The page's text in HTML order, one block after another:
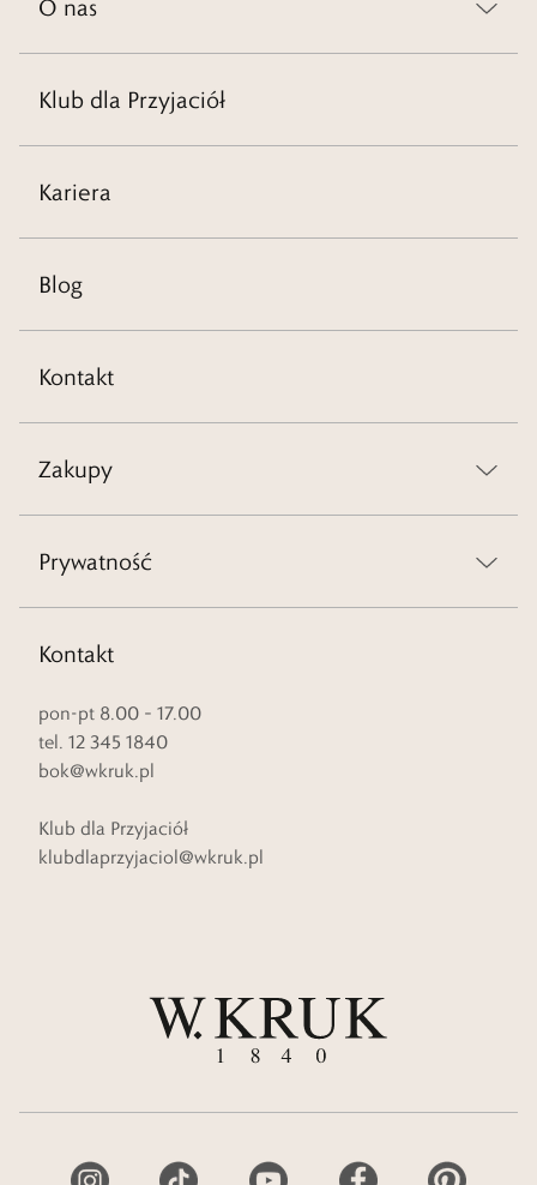
O nas
Klub dla Przyjaciół
Kariera
Blog
Kontakt
Zakupy
Prywatność
Kontakt
pon-pt 8.00 – 17.00
tel. 12 345 1840
bok@wkruk.pl
Klub dla Przyjaciół
klubdlaprzyjaciol@wkruk.pl